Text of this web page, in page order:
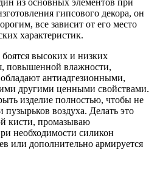
гипсового декора, он
все зависит от его место
характеристик.
высоких и низких
повышенной влажности,
антиадгезионными,
другими ценными свойствами.
изделие полностью, чтобы не
воздуха. Делать это
кисти, промазываю
необходимости силикон
или дополнительно армируется